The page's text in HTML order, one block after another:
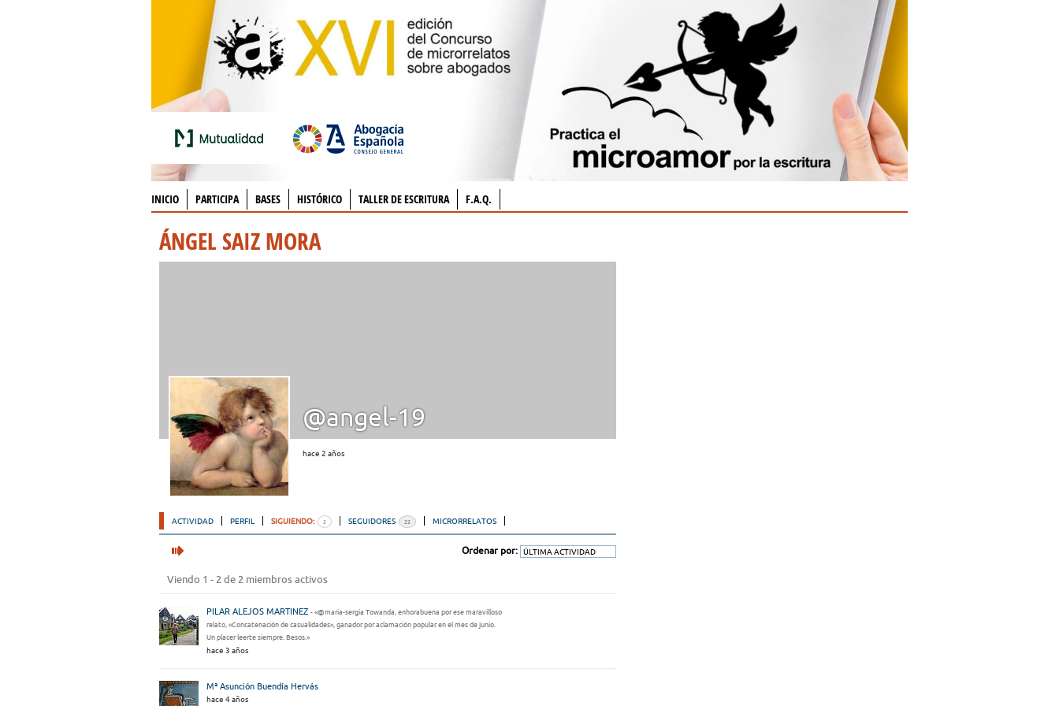
INICIO PARTICIPA BASES HISTÓRICO TALLER DE ESCRITURA F.A.Q.
ÁNGEL SAIZ MORA
@angel-19
hace 2 años
ACTIVIDAD PERFIL SIGUIENDO: 2 SEGUIDORES 22 MICRORRELATOS
Ordenar por:
Viendo 1 - 2 de 2 miembros activos
PILAR ALEJOS MARTINEZ - «@maria-sergia Towanda, enhorabuena por ese maravilloso
relato, «Concatenación de casualidades», ganador por aclamación popular en el mes de junio.
Un placer leerte siempre. Besos.»
hace 3 años
Mª Asunción Buendía Hervás
hace 4 años